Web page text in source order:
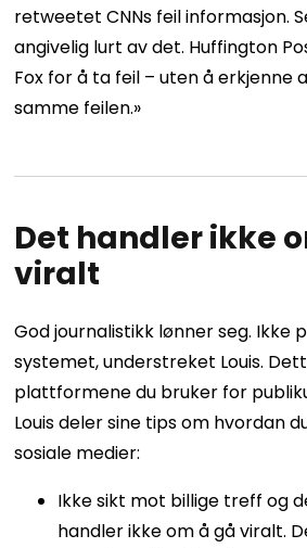
retweetet CNNs feil informasjon.
angivelig lurt av det. Huffington
Fox for å ta feil – uten å erkjenne
samme feilen.»
Det handler ikke
viralt
God journalistikk lønner seg. Ikke
systemet, understreket Louis.
plattformene du bruker for
Louis deler sine tips om hvordan
sosiale medier:
Ikke sikt mot billige treff og
handler ikke om å gå viralt.